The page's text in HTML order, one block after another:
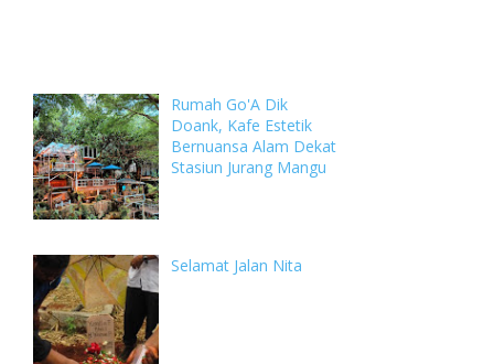
Rumah Go'A Dik
Doank, Kafe Estetik
Bernuansa Alam Dekat
Stasiun Jurang Mangu
Selamat Jalan Nita